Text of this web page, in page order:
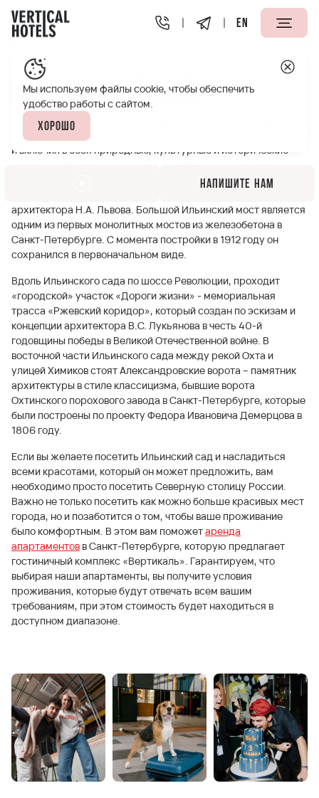
EN
Апарт-отели Vertical
Ильинский сад
Ильинский сад был сформирован в 1980-х годах во время
строительства нового жилого комплекса Ржевка-Пороховые
и включил в себя природные, культурные и исторические
пророка Илии была построена здесь в 1717 году, а
архитектора Н.А. Львова. Большой Ильинский мост является
одним из первых монолитных мостов из железобетона в
Санкт-Петербурге. С момента постройки в 1912 году он
сохранился в первоначальном виде.
Вдоль Ильинского сада по шоссе Революции, проходит
«городской» участок «Дороги жизни» - мемориальная
трасса «Ржевский коридор», который создан по эскизам и
концепции архитектора В.С. Лукьянова в честь 40-й
годовщины победы в Великой Отечественной войне. В
восточной части Ильинского сада между рекой Охта и
улицей Химиков стоят Александровские ворота – памятник
архитектуры в стиле классицизма, бывшие ворота
Охтинского порохового завода в Санкт-Петербурге, которые
были построены по проекту Федора Ивановича Демерцова в
1806 году.
Если вы желаете посетить Ильинский сад и насладиться
всеми красотами, который он может предложить, вам
необходимо просто посетить Северную столицу России.
Важно не только посетить как можно больше красивых мест
города, но и позаботится о том, чтобы ваше проживание
было комфортным. В этом вам поможетаренда
апартаментов в Санкт-Петербурге, которую предлагает
гостиничный комплекс «Вертикаль». Гарантируем, что
выбирая наши апартаменты, вы получите условия
проживания, которые будут отвечать всем вашим
требованиям, при этом стоимость будет находиться в
доступном диапазоне.
Мы используем файлы cookie, чтобы обеспечить
удобство работы с сайтом.
Хорошо
Напишите нам